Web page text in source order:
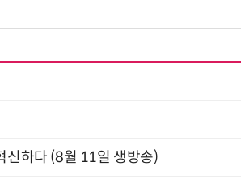
신하다 (8월 11일 생방송)